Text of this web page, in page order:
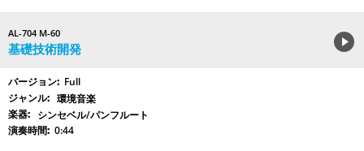
AL-704 M-60
基礎技術開発
Full
環境音楽
シンセベル/パンフルート
0:44